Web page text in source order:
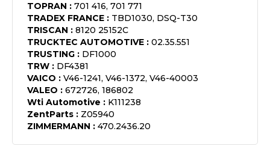
TOPRAN : 701 416, 701 771
TRADEX FRANCE : TBD1030, DSQ-T30
TRISCAN : 8120 25152C
TRUCKTEC AUTOMOTIVE : 02.35.551
TRUSTING : DF1000
TRW : DF4381
VAICO : V46-1241, V46-1372, V46-40003
VALEO : 672726, 186802
Wti Automotive : K111238
ZentParts : Z05940
ZIMMERMANN : 470.2436.20